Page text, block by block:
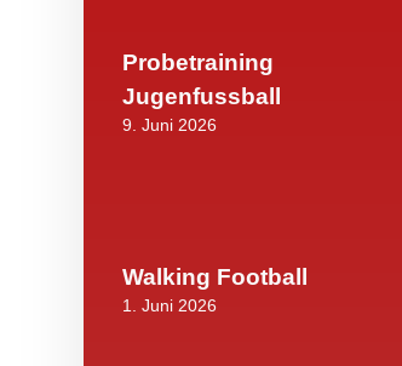
Probetraining
Jugenfussball
9. Juni 2026
Walking Football
1. Juni 2026